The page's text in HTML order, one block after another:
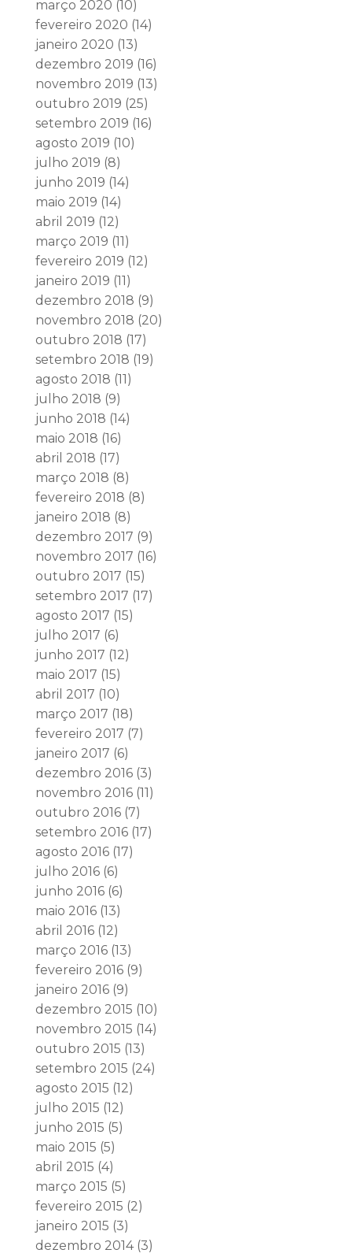
março 2020 (10)
fevereiro 2020 (14)
janeiro 2020 (13)
dezembro 2019 (16)
novembro 2019 (13)
outubro 2019 (25)
setembro 2019 (16)
agosto 2019 (10)
julho 2019 (8)
junho 2019 (14)
maio 2019 (14)
abril 2019 (12)
março 2019 (11)
fevereiro 2019 (12)
janeiro 2019 (11)
dezembro 2018 (9)
novembro 2018 (20)
outubro 2018 (17)
setembro 2018 (19)
agosto 2018 (11)
julho 2018 (9)
junho 2018 (14)
maio 2018 (16)
abril 2018 (17)
março 2018 (8)
fevereiro 2018 (8)
janeiro 2018 (8)
dezembro 2017 (9)
novembro 2017 (16)
outubro 2017 (15)
setembro 2017 (17)
agosto 2017 (15)
julho 2017 (6)
junho 2017 (12)
maio 2017 (15)
abril 2017 (10)
março 2017 (18)
fevereiro 2017 (7)
janeiro 2017 (6)
dezembro 2016(3)
novembro 2016(11)
outubro 2016(7)
setembro 2016(17)
agosto 2016(17)
julho 2016(6)
junho 2016(6)
maio 2016(13)
abril 2016(12)
março 2016(13)
fevereiro 2016(9)
janeiro 2016(9)
dezembro 2015 (10)
novembro 2015 (14)
outubro 2015 (13)
setembro 2015 (24)
agosto 2015 (12)
julho 2015 (12)
junho 2015 (5)
maio 2015 (5)
abril 2015 (4)
março 2015 (5)
fevereiro 2015 (2)
janeiro 2015 (3)
dezembro 2014(3)